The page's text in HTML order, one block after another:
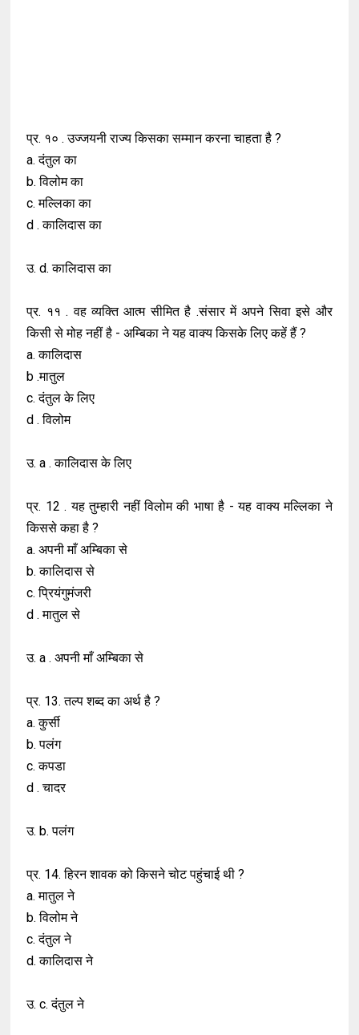
प्र. १० . उज्जयनी राज्य किसका सम्मान करना चाहता है ?
a. दंतुल का
b. विलोम का
c. मल्लिका का
d . कालिदास का
उ. d. कालिदास का
प्र. ११ . वह व्यक्ति आत्म सीमित है .संसार में अपने सिवा इसे और
किसी से मोह नहीं है - अम्बिका ने यह वाक्य किसके लिए कहें हैं ?
a. कालिदास
b .मातुल
c. दंतुल के लिए
d . विलोम
उ. a . कालिदास के लिए
प्र. 12 . यह तुम्हारी नहीं विलोम की भाषा है - यह वाक्य मल्लिका ने
किससे कहा है ?
a. अपनी माँ अम्बिका से
b. कालिदास से
c. प्रियंगुमंजरी
d . मातुल से
उ. a . अपनी माँ अम्बिका से
प्र. 13. तल्प शब्द का अर्थ है ?
a. कुर्सी
b. पलंग
c. कपडा
d . चादर
उ. b. पलंग
प्र. 14. हिरन शावक को किसने चोट पहुंचाई थी ?
a. मातुल ने
b. विलोम ने
c. दंतुल ने
d. कालिदास ने
उ. c. दंतुल ने